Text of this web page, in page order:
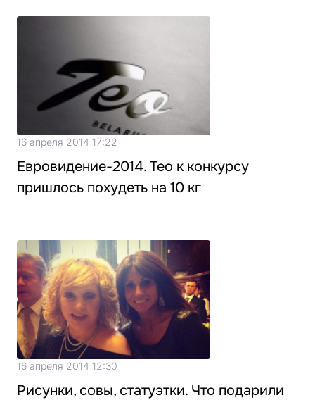
16 апреля 2014 17:22
Евровидение-2014. Тео к конкурсу
пришлось похудеть на 10 кг
16 апреля 2014 12:30
Рисунки, совы, статуэтки. Что подарили